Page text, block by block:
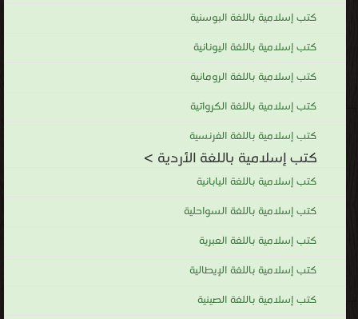
كتب إسلامية باللغة البوسنية
كتب إسلامية باللغة اليونانية
كتب إسلامية باللغة الرومانية
كتب إسلامية باللغة الكرواتية
كتب إسلامية باللغة الفرنسية
كتب إسلامية باللغة الأردية >
كتب إسلامية باللغة اليابانية
كتب إسلامية باللغة السواحلية
كتب إسلامية باللغة العبرية
كتب إسلامية باللغة الإيطالية
كتب إسلامية باللغة الصينية